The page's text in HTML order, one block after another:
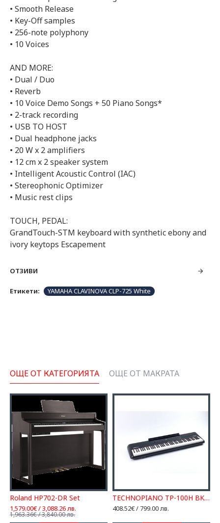
• Smooth Release
• Key-Off samples
• 256-note polyphony
• 10 Voices
AND MORE:
• Dual / Duo
• Reverb
• 10 Voice Demo Songs + 50 Piano Songs*
• 2-track recording
• USB TO HOST
• Dual headphone jacks
• 20 W x 2 amplifiers
• 12 cm x 2 speaker system
• Intelligent Acoustic Control (IAC)
• Stereophonic Optimizer
• Music rest clips
TOUCH, PEDAL:
GrandTouch-STM keyboard with synthetic ebony and
ivory keytops Escapement
ОТЗИВИ
Етикети: YAMAHA CLAVINOVA CLP-725 White
ОЩЕ ОТ КАТЕГОРИЯТА ОЩЕ ОТ МАКРАТА
Roland HP702-DR Set
1,579.00€ / 3,088.26 лв.
1,963.36€ / 3,840.00 лв.
TECHNOPIANO TP-100H BK ДИГИТАЛНО ПИАНО
408.52€ / 799.00 лв.